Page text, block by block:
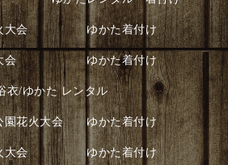
火大会 ゆかた着付け
大会 ゆかた着付け
衣/ゆかた レンタル
園花火大会 ゆかた着付け
火大会 ゆかた着付け